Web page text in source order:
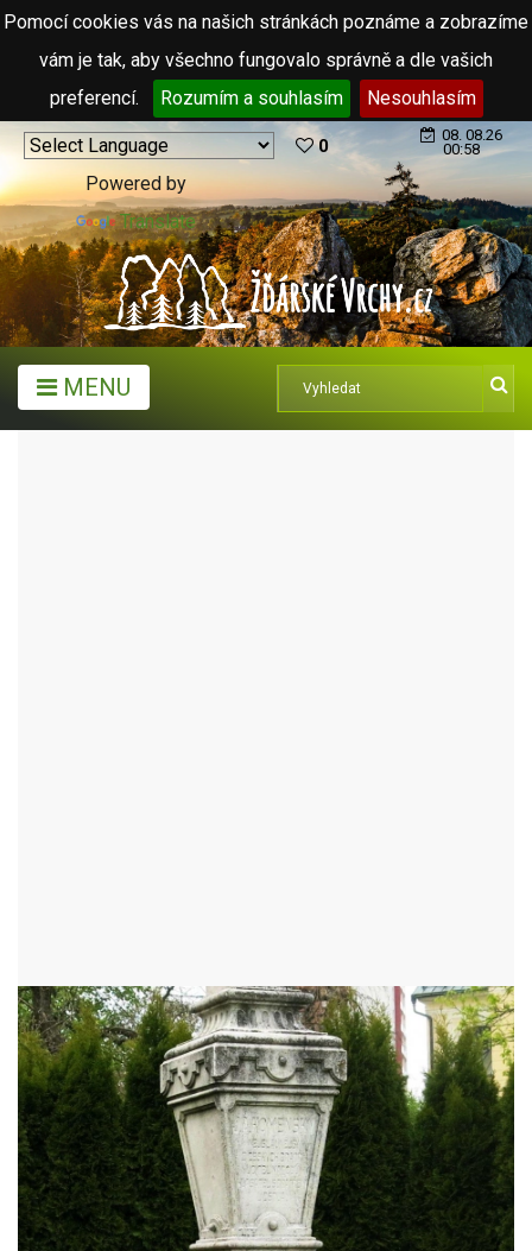
Pomocí cookies vás na našich stránkách poznáme a zobrazíme
vám je tak, aby všechno fungovalo správně a dle vašich
preferencí.
Rozumím a souhlasím Nesouhlasím
Powered by
Translate
0
08. 08.26
00:58
MENU